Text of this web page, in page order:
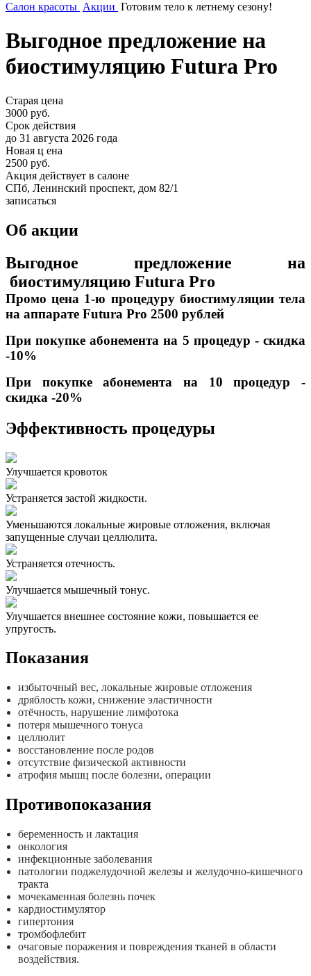
Салон красоты Акции Готовим тело к летнему сезону!
Выгодное предложение на
биостимуляцию Futura Pro
Старая цена
3000 руб.
Срок действия
до 31 августа 2026 года
Новая ц ена
2500 руб.
Акция действует в салоне
СПб, Ленинский проспект, дом 82/1
записаться
Об акции
Выгодное предложение на
биостимуляцию Futura Pro
Промо цена 1-ю процедуру биостимуляции тела
на аппарате Futura Pro 2500 рублей
При покупке абонемента на 5 процедур - скидка
-10%
При покупке абонемента на 10 процедур -
скидка -20%
Эффективность процедуры
Улучшается кровоток
Устраняется застой жидкости.
Уменьшаются локальные жировые отложения, включая
запущенные случаи целлюлита.
Устраняется отечность.
Улучшается мышечный тонус.
Улучшается внешнее состояние кожи, повышается ее
упругость.
Показания
избыточный вес, локальные жировые отложения
дряблость кожи, снижение эластичности
отёчность, нарушение лимфотока
потеря мышечного тонуса
целлюлит
восстановление после родов
отсутствие физической активности
атрофия мышц после болезни, операции
Противопоказания
беременность и лактация
онкология
инфекционные заболевания
патологии поджелудочной железы и желудочно-кишечного
тракта
мочекаменная болезнь почек
кардиостимулятор
гипертония
тромбофлебит
очаговые поражения и повреждения тканей в области
воздействия.